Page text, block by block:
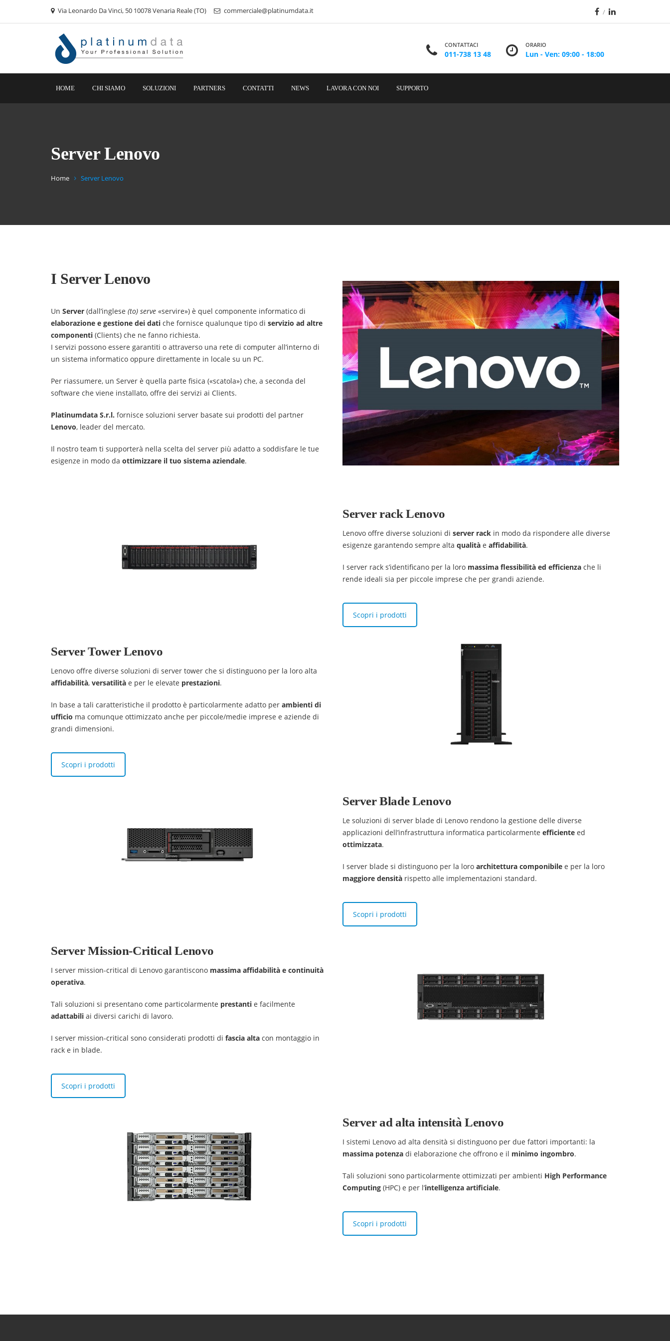
Via Leonardo Da Vinci, 50 10078 Venaria Reale (TO) commerciale@platinumdata.it
CONTATTACI
011-738 13 48
ORARIO
Lun - Ven: 09:00 - 18:00
HOME CHI SIAMO SOLUZIONI PARTNERS CONTATTI NEWS LAVORA CON NOI SUPPORTO
Server Lenovo
Home Server Lenovo
I Server Lenovo
Un Server (dall’inglese (to) serve «servire») è quel componente informatico di
elaborazione e gestione dei dati che fornisce qualunque tipo di servizio ad altre
componenti (Clients) che ne fanno richiesta.
I servizi possono essere garantiti o attraverso una rete di computer all’interno di
un sistema informatico oppure direttamente in locale su un PC.
Per riassumere, un Server è quella parte fisica («scatola») che, a seconda del
software che viene installato, offre dei servizi ai Clients.
Platinumdata S.r.l. fornisce soluzioni server basate sui prodotti del partner
Lenovo, leader del mercato.
Il nostro team ti supporterà nella scelta del server più adatto a soddisfare le tue
esigenze in modo da ottimizzare il tuo sistema aziendale.
Server rack Lenovo
Lenovo offre diverse soluzioni di server rack in modo da rispondere alle diverse
esigenze garantendo sempre alta qualità e affidabilità.
I server rack s’identificano per la loro massima flessibilità ed efficienza che li
rende ideali sia per piccole imprese che per grandi aziende.
Scopri i prodotti
Server Tower Lenovo
Lenovo offre diverse soluzioni di server tower che si distinguono per la loro alta
affidabilità, versatilità e per le elevate prestazioni.
In base a tali caratteristiche il prodotto è particolarmente adatto per ambienti di
ufficio ma comunque ottimizzato anche per piccole/medie imprese e aziende di
grandi dimensioni.
Scopri i prodotti
Server Blade Lenovo
Le soluzioni di server blade di Lenovo rendono la gestione delle diverse
applicazioni dell’infrastruttura informatica particolarmente efficiente ed
ottimizzata.
I server blade si distinguono per la loro architettura componibile e per la loro
maggiore densità rispetto alle implementazioni standard.
Scopri i prodotti
Server Mission-Critical Lenovo
I server mission-critical di Lenovo garantiscono massima affidabilità e continuità
operativa.
Tali soluzioni si presentano come particolarmente prestanti e facilmente
adattabili ai diversi carichi di lavoro.
I server mission-critical sono considerati prodotti di fascia alta con montaggio in
rack e in blade.
Scopri i prodotti
Server ad alta intensità Lenovo
I sistemi Lenovo ad alta densità si distinguono per due fattori importanti: la
massima potenza di elaborazione che offrono e il minimo ingombro.
Tali soluzioni sono particolarmente ottimizzati per ambienti High Performance
Computing (HPC) e per l’intelligenza artificiale.
Scopri i prodotti